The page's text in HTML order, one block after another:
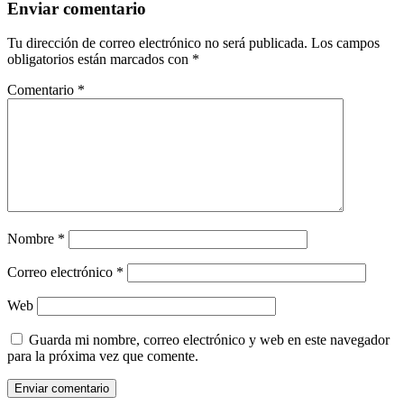
Enviar comentario
Tu dirección de correo electrónico no será publicada. Los campos
obligatorios están marcados con *
Comentario *
Nombre *
Correo electrónico *
Web
Guarda mi nombre, correo electrónico y web en este navegador
para la próxima vez que comente.